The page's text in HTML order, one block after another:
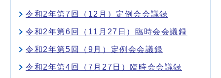
令和2年第7回（12月）定例会会議録
令和2年第6回（11月27日）臨時会会議録
令和2年第5回（9月）定例会会議録
令和2年第4回（7月27日）臨時会会議録